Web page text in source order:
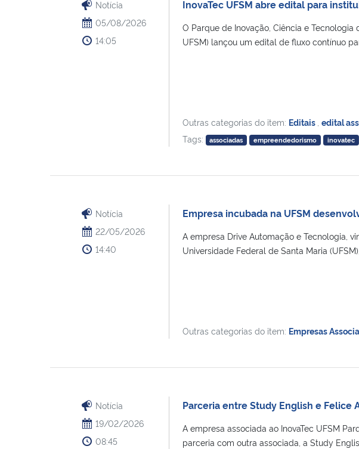
Notícia
05/08/2026
14:05
InovaTec UFSM abre edital para
O Parque de Inovação, Ciência e
UFSM) lançou um edital de fluxo contínuo
Outras categorias do item: Editais edital
Tags:
associadas empreendedorismo inovatec
Notícia
22/05/2026
14:40
Empresa incubada na UFSM
A empresa Drive Automação e Tecnologia,
Universidade Federal de Santa Maria
Outras categorias do item: Empresas
Notícia
19/02/2026
08:45
Parceria entre Study English e
A empresa associada ao InovaTec UFSM
parceria com outra associada, a Study